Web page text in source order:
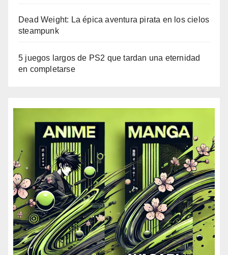
Dead Weight: La épica aventura pirata en los cielos
steampunk
5 juegos largos de PS2 que tardan una eternidad
en completarse